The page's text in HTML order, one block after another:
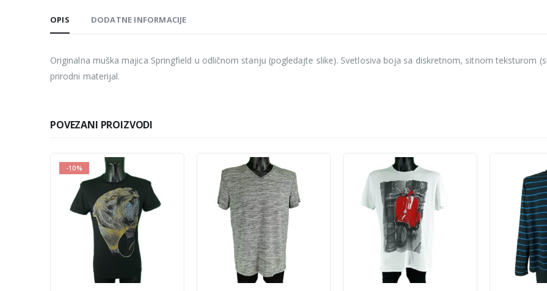
OPIS DODATNE INFORMACIJE
Originalna muška majica Springfield u odličnom stanju (pogledajte slike). Svetlosiva boja sa diskretnom, sitnom teksturom
prirodni materijal.
POVEZANI PROIZVODI